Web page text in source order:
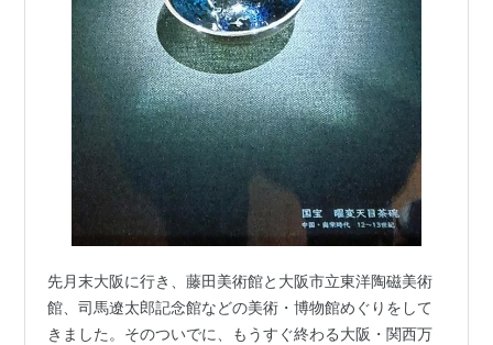
先月末大阪に行き、藤田美術館と大阪市立東洋陶磁美術
館、司馬遼太郎記念館などの美術・博物館めぐりをして
きました。そのついでに、もうすぐ終わる大阪・関西万